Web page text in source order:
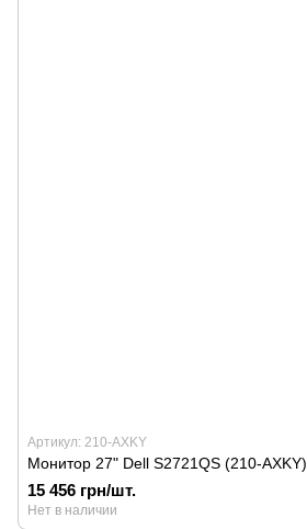
Артикул: 210-AXKY
Монитор 27" Dell S2721QS (210-AXKY)
15 456 грн/шт.
Нет в наличии